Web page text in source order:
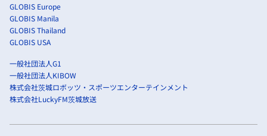
GLOBIS Europe
GLOBIS Manila
GLOBIS Thailand
GLOBIS USA
一般社団法人G1
一般社団法人KIBOW
株式会社茨城ロボッツ・スポーツエンターテインメント
株式会社LuckyFM茨城放送